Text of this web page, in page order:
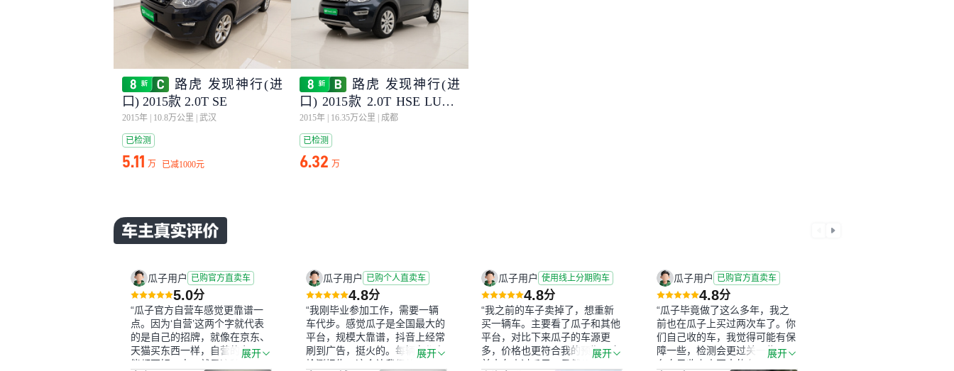
路虎 发现神行(进
口) 2015款 2.0T SE
2015年 10.8万公里 武汉
已检测
5.11 万 已减1000元
路虎 发现神行(进
口) 2015款 2.0T HSE LUXU
RY
2015年 16.35万公里 成都
已检测
6.32 万
瓜子用户 已购官方直卖车
5.0分
“瓜子官方自营车感觉更靠谱一
点。因为‘自营’这两个字就代表
的是自己的招牌，就像在京东、
天猫买东西一样，自营的东西可
能都要好一点。就是这种刻板印
展开
瓜子用户 已购个人直卖车
4.8分
“我刚毕业参加工作，需要一辆
车代步。感觉瓜子是全国最大的
平台，规模大靠谱，抖音上经常
刷到广告，挺火的。每辆车都有
检测报告，这个让我很放心。去
展开
瓜子用户 使用线上分期购车
4.8分
“我之前的车子卖掉了，想重新
买一辆车。主要看了瓜子和其他
平台，对比下来瓜子的车源更
多，价格也更符合我的预期。之
前卖车来过瓜子，虽然价格没谈
展开
瓜子用户 已购官方直卖车
4.8分
“瓜子毕竟做了这么多年，我之
前也在瓜子上买过两次车了。你
们自己收的车，我觉得可能有保
障一些，检测会更过关一些。平
台自己收上来再卖的车，应该更
展开